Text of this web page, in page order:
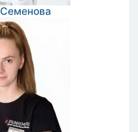
Семенова